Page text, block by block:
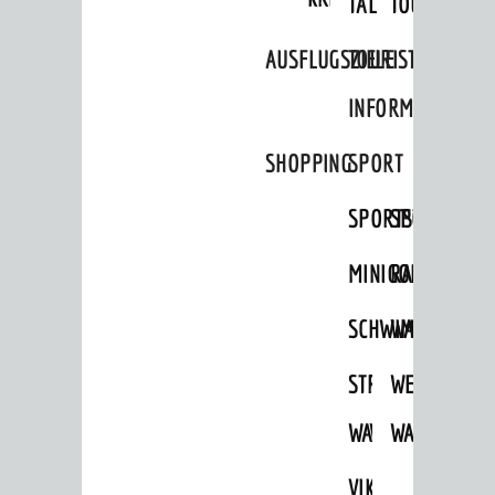
AUSFLUGSZIELE
TOURIST
INFORMATION
SHOPPINGSPORT
SPORTSTÄTTEN
MINIGOLFRADFAHREN
SCHWIMMEN
STRANDBAD
WAIDSEE
TSG
VIKTOR-
WANDERN
WEINHEIMER